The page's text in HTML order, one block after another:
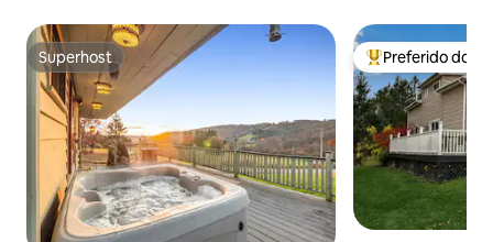
Superhost
Superhost Entre os
Preferido dos